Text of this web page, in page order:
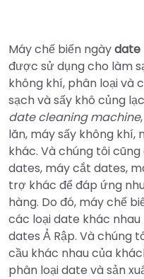
Máy chế biến ngàydate
được sử dụng cho làm
không khí, phân loại và
sạch và sấy khô củng
date cleaning machine
lăn, máy sấy không khí,
khác. Và chúng tôi
dates, máy cắt dates,
trợ khác để đáp ứng
hàng. Do đó, máy chế
các loại date khác
dates Ả Rập. Và chúng
cầu khác nhau của
phân loại date và sản